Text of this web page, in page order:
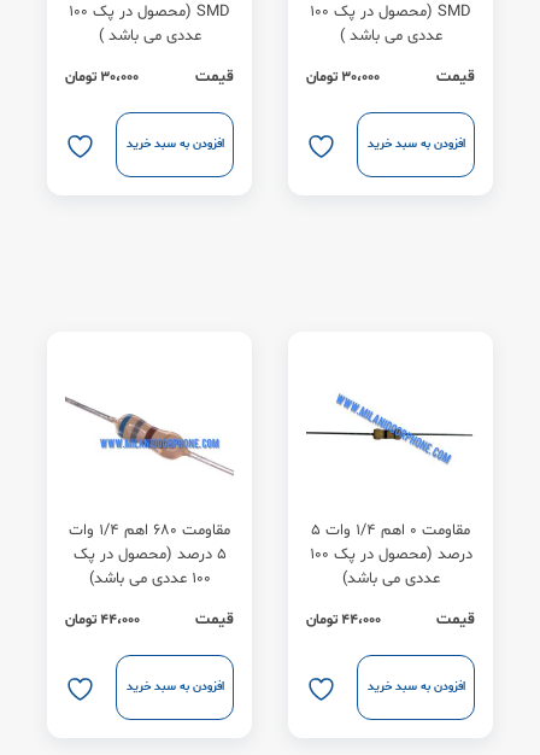
SMD (محصول در پک ۱۰۰
عددی می باشد )
قیمت
30،000 تومان
افزودن به سبد خرید
SMD (محصول در پک 100
عددی می باشد )
قیمت
30،000 تومان
افزودن به سبد خرید
مقاومت 0 اهم 1/4 وات 5
درصد (محصول در پک 100
عددی می باشد)
قیمت
44،000 تومان
افزودن به سبد خرید
مقاومت 680 اهم 1/4 وات
5 درصد (محصول در پک
100 عددی می باشد)
قیمت
44،000 تومان
افزودن به سبد خرید